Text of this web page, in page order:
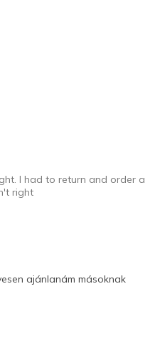
I had to return and order a
right
ajánlanám másoknak